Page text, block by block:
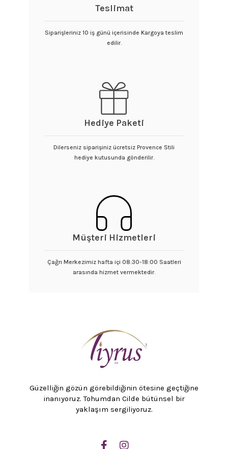
Teslimat
Siparişleriniz 10 iş günü içerisinde Kargoya teslim
edilir.
Hediye Paketi
Dilerseniz siparişiniz ücretsiz Provence Stili
hediye kutusunda gönderilir.
Müşteri Hizmetleri
Çağrı Merkezimiz hafta içi 08:30-18:00 Saatleri
arasında hizmet vermektedir.
Güzelliğin gözün görebildiğinin ötesine geçtiğine
inanıyoruz. Tohumdan Cilde bütünsel bir
yaklaşım sergiliyoruz.